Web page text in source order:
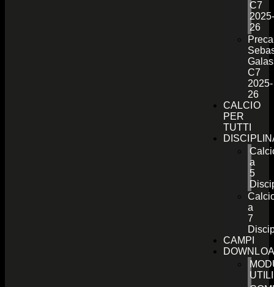
C7
2025-
26
C7
2025-
26
CALCIO
PER
TUTTI
a
5
a
7
CAMPI
UTILI